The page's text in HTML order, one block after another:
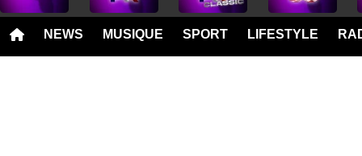
NEWS MUSIQUE SPORT LIFESTYLE